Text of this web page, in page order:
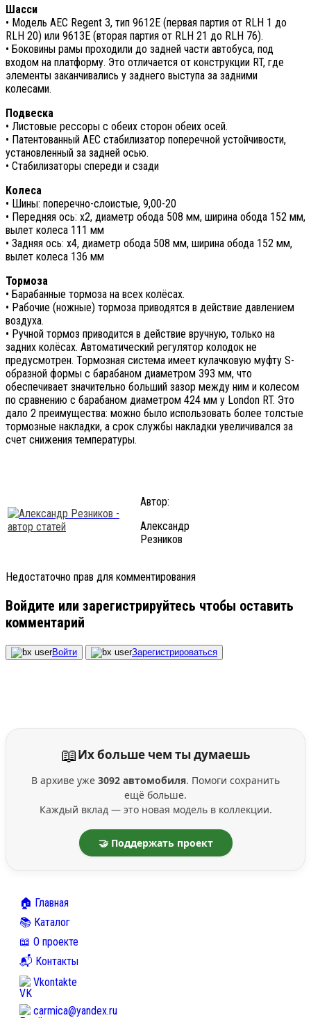
Шасси
• Модель AEC Regent 3, тип 9612E (первая партия от RLH 1 до
RLH 20) или 9613E (вторая партия от RLH 21 до RLH 76).
• Боковины рамы проходили до задней части автобуса, под
входом на платформу. Это отличается от конструкции RT, где
элементы заканчивались у заднего выступа за задними
колесами.
Подвеска
• Листовые рессоры с обеих сторон обеих осей.
• Патентованный AEC стабилизатор поперечной устойчивости,
установленный за задней осью.
• Стабилизаторы спереди и сзади
Колеса
• Шины: поперечно-слоистые, 9,00-20
• Передняя ось: x2, диаметр обода 508 мм, ширина обода 152 мм,
вылет колеса 111 мм
• Задняя ось: x4, диаметр обода 508 мм, ширина обода 152 мм,
вылет колеса 136 мм
Тормоза
• Барабанные тормоза на всех колёсах.
• Рабочие (ножные) тормоза приводятся в действие давлением
воздуха.
• Ручной тормоз приводится в действие вручную, только на
задних колёсах. Автоматический регулятор колодок не
предусмотрен. Тормозная система имеет кулачковую муфту S-
образной формы с барабаном диаметром 393 мм, что
обеспечивает значительно больший зазор между ним и колесом
по сравнению с барабаном диаметром 424 мм у London RT. Это
дало 2 преимущества: можно было использовать более толстые
тормозные накладки, а срок службы накладки увеличивался за
счет снижения температуры.
Автор:
Александр
Резников
Недостаточно прав для комментирования
Войдите или зарегистрируйтесь чтобы оставить
комментарий
Войти Зарегистрироваться
📖Их больше чем ты думаешь
В архиве уже 3092 автомобиля. Помоги сохранить
ещё больше.
Каждый вклад — это новая модель в коллекции.
🤝 Поддержать проект
🏠 Главная
📚 Каталог
📖 О проекте
📬 Контакты
Vkontakte
carmica@yandex.ru